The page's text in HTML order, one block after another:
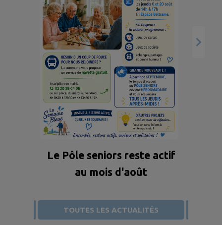
Retrouvez les principales
mesures applicables dès ce
25 juillet 2026. Plus
d’informations sur
vigieau.gouv.fr
Le Pôle seniors reste actif
au mois d'août
TOUTES LES ACTUALITÉS